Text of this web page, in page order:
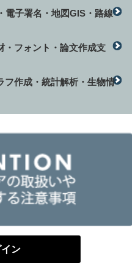
電子署名・地図GIS・路線
・フォント・論文作成支
フ作成・統計解析・生物情
イン